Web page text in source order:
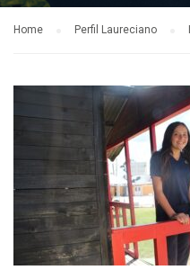
Home Perfil Laureciano